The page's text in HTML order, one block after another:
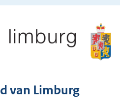
van Limburg